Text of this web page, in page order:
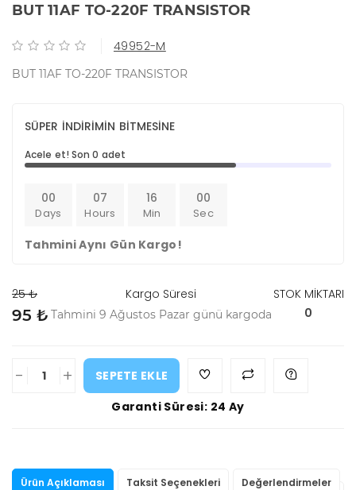
BUT 11AF TO-220F TRANSISTOR
49952-M
BUT 11AF TO-220F TRANSISTOR
SÜPER İNDİRİMİN BİTMESİNE
Acele et! Son 0 adet
00
Days
07
Hours
16
Min
00
Sec
Tahmini Aynı Gün Kargo!
25 ₺
95 ₺
Kargo Süresi
Tahmini 9 Ağustos Pazar günü kargoda
STOK MİKTARI
0
- +
SEPETE EKLE
Garanti Süresi: 24 Ay
Ürün Açıklaması Taksit Seçenekleri Değerlendirmeler